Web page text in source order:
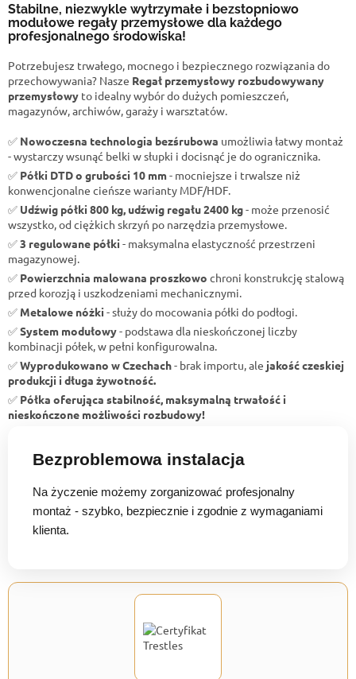
Stabilne, niezwykle wytrzymałe i bezstopniowo
modułowe regały przemysłowe dla każdego
profesjonalnego środowiska!
Potrzebujesz trwałego, mocnego i bezpiecznego rozwiązania do
przechowywania? Nasze Regał przemysłowy rozbudowywany
przemysłowy to idealny wybór do dużych pomieszczeń,
magazynów, archiwów, garaży i warsztatów.
✅ Nowoczesna technologia bezśrubowa umożliwia łatwy montaż
- wystarczy wsunąć belki w słupki i docisnąć je do ogranicznika.
✅ Półki DTD o grubości 10 mm- mocniejsze i trwalsze niż
konwencjonalne cieńsze warianty MDF/HDF.
✅ Udźwig półki 800 kg, udźwig regału 2400 kg- może przenosić
wszystko, od ciężkich skrzyń po narzędzia przemysłowe.
✅3 regulowane półki - maksymalna elastyczność przestrzeni
magazynowej.
✅ Powierzchnia malowana proszkowo chroni konstrukcję stalową
przed korozją i uszkodzeniami mechanicznymi.
✅ Metalowe nóżki - służy do mocowania półki do podłogi.
✅System modułowy- podstawa dla nieskończonej liczby
kombinacji półek, w pełni konfigurowalna.
✅Wyprodukowano w Czechach- brak importu, ale jakość czeskiej
produkcji i długa żywotność.
✅ Półka oferująca stabilność, maksymalną trwałość i
nieskończone możliwości rozbudowy!
Bezproblemowa instalacja
Na życzenie możemy zorganizować profesjonalny
montaż - szybko, bezpiecznie i zgodnie z wymaganiami
klienta.